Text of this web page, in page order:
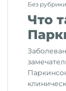
Без рубрики
Что